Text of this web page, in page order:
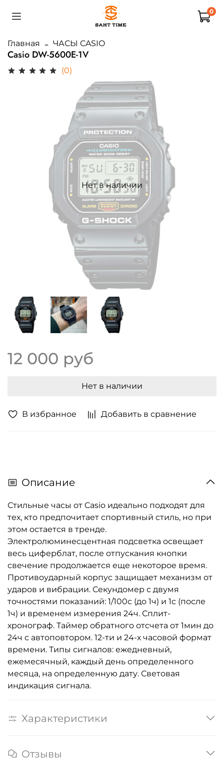
0
Главная ЧАСЫ CASIO
Casio DW-5600E-1V
(0)
В избранное Добавить в сравнение
Нет в наличии
12 000 руб
Нет в наличии
Описание
Стильные часы от Casio идеально подходят для
тех, кто предпочитает спортивный стиль, но при
этом остается в тренде.
Электролюминесцентная подсветка освещает
весь циферблат, после отпускания кнопки
свечение продолжается еще некоторое время.
Противоударный корпус защищает механизм от
ударов и вибрации. Секундомер с двумя
точностями показаний: 1/100с (до 1ч) и 1с (после
1ч) и временем измерения 24ч. Сплит-
хронограф. Таймер обратного отсчета от 1мин до
24ч с автоповтором. 12-ти и 24-х часовой формат
времени. Типы сигналов: ежедневный,
ежемесячный, каждый день определенного
месяца, на определенную дату. Световая
индикация сигнала.
Характеристики
Отзывы